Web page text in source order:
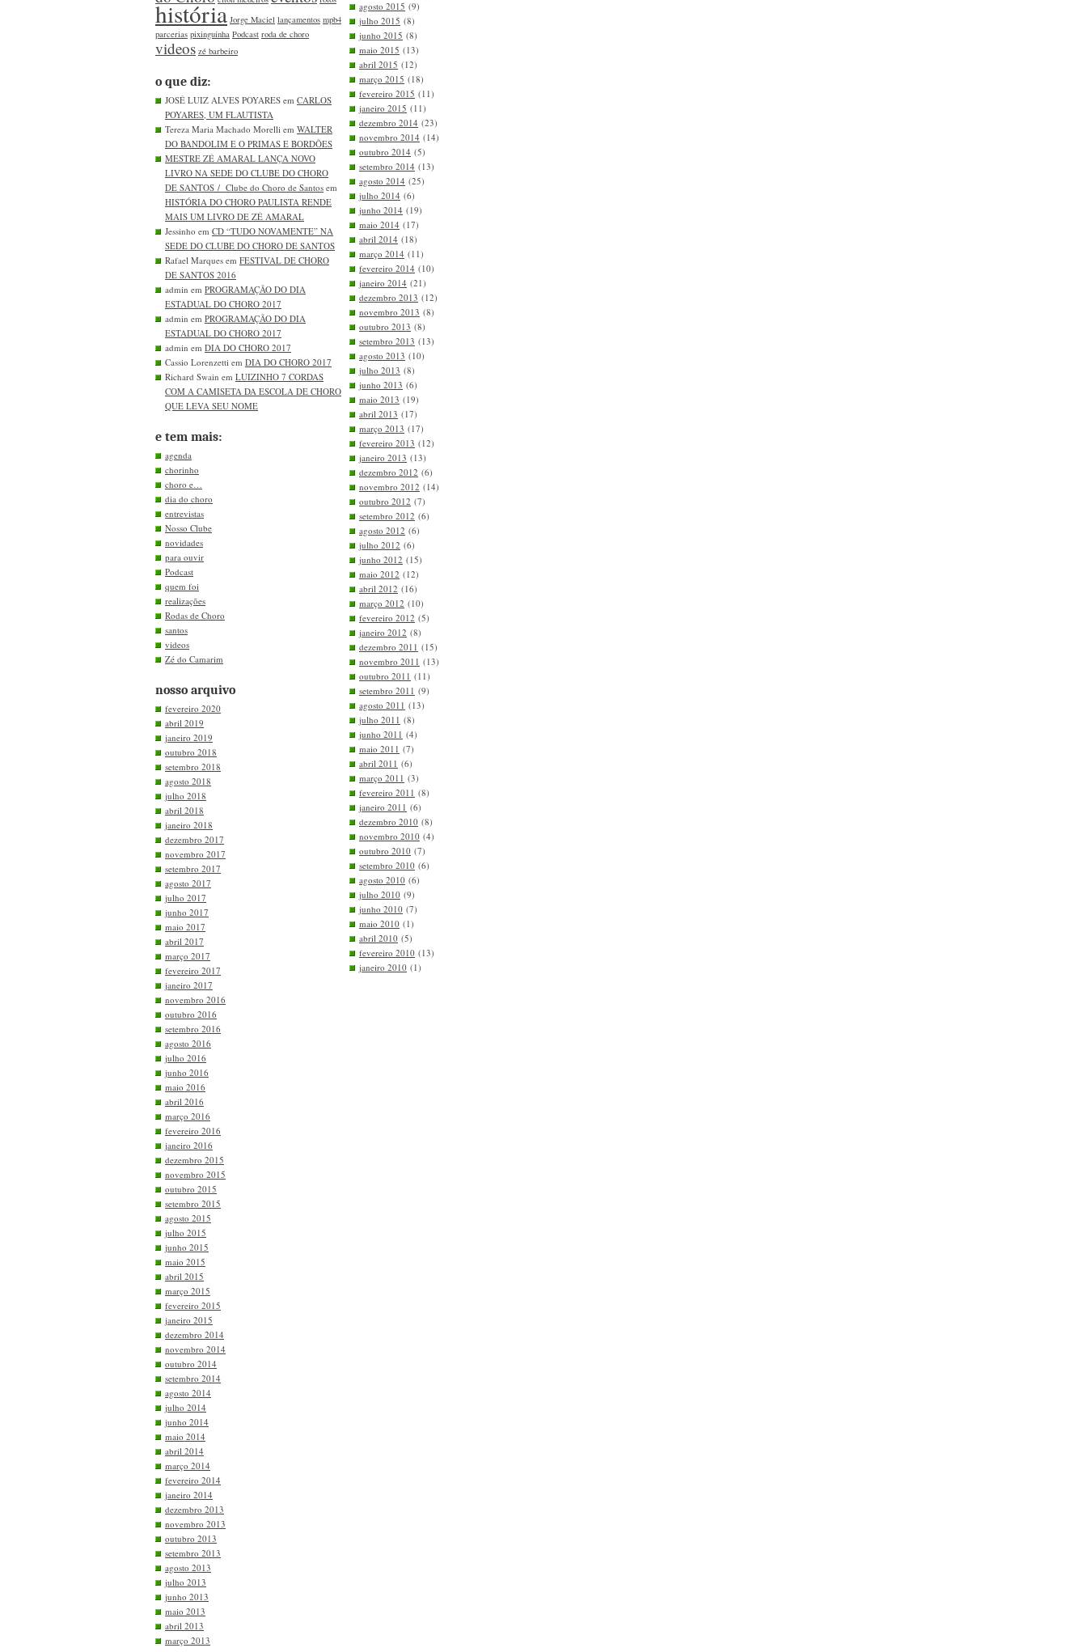
história Jorge Maciel lançamentos mpb4
parcerias pixinguinha Podcast roda de choro
videos zé barbeiro
o que diz:
JOSÉ LUIZ ALVES POYARES em CARLOS
POYARES, UM FLAUTISTA
Tereza Maria Machado Morelli em WALTER
DO BANDOLIM E O PRIMAS E BORDÕES
MESTRE ZÉ AMARAL LANÇA NOVO
LIVRO NA SEDE DO CLUBE DO CHORO
DE SANTOS / Clube do Choro de Santos em
HISTÓRIA DO CHORO PAULISTA RENDE
MAIS UM LIVRO DE ZÉ AMARAL
Jessinho em CD “TUDO NOVAMENTE” NA
SEDE DO CLUBE DO CHORO DE SANTOS
Rafael Marques em FESTIVAL DE CHORO
DE SANTOS 2016
admin em PROGRAMAÇÃO DO DIA
ESTADUAL DO CHORO 2017
admin em PROGRAMAÇÃO DO DIA
ESTADUAL DO CHORO 2017
admin em DIA DO CHORO 2017
Cassio Lorenzetti em DIA DO CHORO 2017
Richard Swain em LUIZINHO 7 CORDAS
COM A CAMISETA DA ESCOLA DE CHORO
QUE LEVA SEU NOME
e tem mais:
agenda
chorinho
choro e…
dia do choro
entrevistas
Nosso Clube
novidades
para ouvir
Podcast
quem foi
realizações
Rodas de Choro
santos
videos
Zé do Camarim
nosso arquivo
fevereiro 2020
abril 2019
janeiro 2019
outubro 2018
setembro 2018
agosto 2018
julho 2018
abril 2018
janeiro 2018
dezembro 2017
novembro 2017
setembro 2017
agosto 2017
julho 2017
junho 2017
maio 2017
abril 2017
março 2017
fevereiro 2017
janeiro 2017
novembro 2016
outubro 2016
setembro 2016
agosto 2016
julho 2016
junho 2016
maio 2016
abril 2016
março 2016
fevereiro 2016
janeiro 2016
dezembro 2015
novembro 2015
outubro 2015
setembro 2015
agosto 2015
julho 2015
junho 2015
maio 2015
abril 2015
março 2015
fevereiro 2015
janeiro 2015
dezembro 2014
novembro 2014
outubro 2014
setembro 2014
agosto 2014
julho 2014
junho 2014
maio 2014
abril 2014
março 2014
fevereiro 2014
janeiro 2014
dezembro 2013
novembro 2013
outubro 2013
setembro 2013
agosto 2013
julho 2013
junho 2013
maio 2013
abril 2013
março 2013
agosto 2015 (9)
julho 2015 (8)
junho 2015 (8)
maio 2015 (13)
abril 2015 (12)
março 2015 (18)
fevereiro 2015 (11)
janeiro 2015 (11)
dezembro 2014 (23)
novembro 2014 (14)
outubro 2014 (5)
setembro 2014 (13)
agosto 2014 (25)
julho 2014 (6)
junho 2014 (19)
maio 2014 (17)
abril 2014 (18)
março 2014 (11)
fevereiro 2014 (10)
janeiro 2014 (21)
dezembro 2013 (12)
novembro 2013 (8)
outubro 2013 (8)
setembro 2013 (13)
agosto 2013 (10)
julho 2013 (8)
junho 2013 (6)
maio 2013 (19)
abril 2013 (17)
março 2013 (17)
fevereiro 2013 (12)
janeiro 2013 (13)
dezembro 2012 (6)
novembro 2012 (14)
outubro 2012 (7)
setembro 2012 (6)
agosto 2012 (6)
julho 2012 (6)
junho 2012 (15)
maio 2012 (12)
abril 2012 (16)
março 2012 (10)
fevereiro 2012 (5)
janeiro 2012 (8)
dezembro 2011 (15)
novembro 2011 (13)
outubro 2011 (11)
setembro 2011 (9)
agosto 2011 (13)
julho 2011 (8)
junho 2011 (4)
maio 2011 (7)
abril 2011 (6)
março 2011 (3)
fevereiro 2011 (8)
janeiro 2011 (6)
dezembro 2010 (8)
novembro 2010 (4)
outubro 2010 (7)
setembro 2010 (6)
agosto 2010 (6)
julho 2010 (9)
junho 2010 (7)
maio 2010 (1)
abril 2010 (5)
fevereiro 2010 (13)
janeiro 2010 (1)